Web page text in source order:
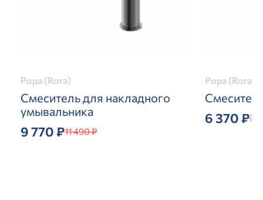
Рора (Rora)
Смеситель для накладного
умывальника
9 770 ₽11 490 ₽
Рора (Rora)
6 370 ₽7